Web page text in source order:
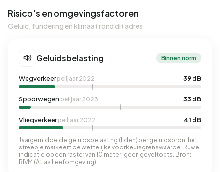
Risico's en omgevingsfactoren
Geluid, fundering en klimaat rond dit adres
Geluidsbelasting Binnen norm
Wegverkeerpeiljaar 2022 39 dB
Spoorwegen peiljaar 2023 33 dB
Vliegverkeerpeiljaar 2022 41 dB
Jaargemiddelde geluidsbelasting (Lden) per geluidsbron; het
streepje markeert de wettelijke voorkeursgrenswaarde. Ruwe
indicatie op een raster van 10 meter, geen geveltoets. Bron:
RIVM (Atlas Leefomgeving).